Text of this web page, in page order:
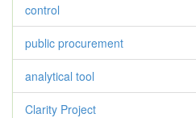
control
public procurement
analytical tool
Clarity Project